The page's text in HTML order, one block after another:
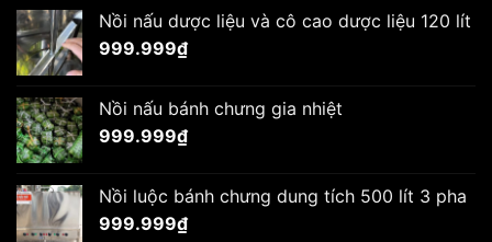
Nồi nấu dược liệu và cô cao dược liệu 120 lít
999.999₫
Nồi nấu bánh chưng gia nhiệt
999.999₫
Nồi luộc bánh chưng dung tích 500 lít 3 pha
999.999₫